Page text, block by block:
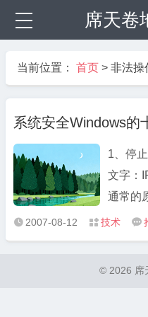
席天卷
当前位置： 首页 > 非法操
系统安全Windows的
1、停
文字：
通常的
内存地
则重新
 2007-08-12  技术 
© 2026 席